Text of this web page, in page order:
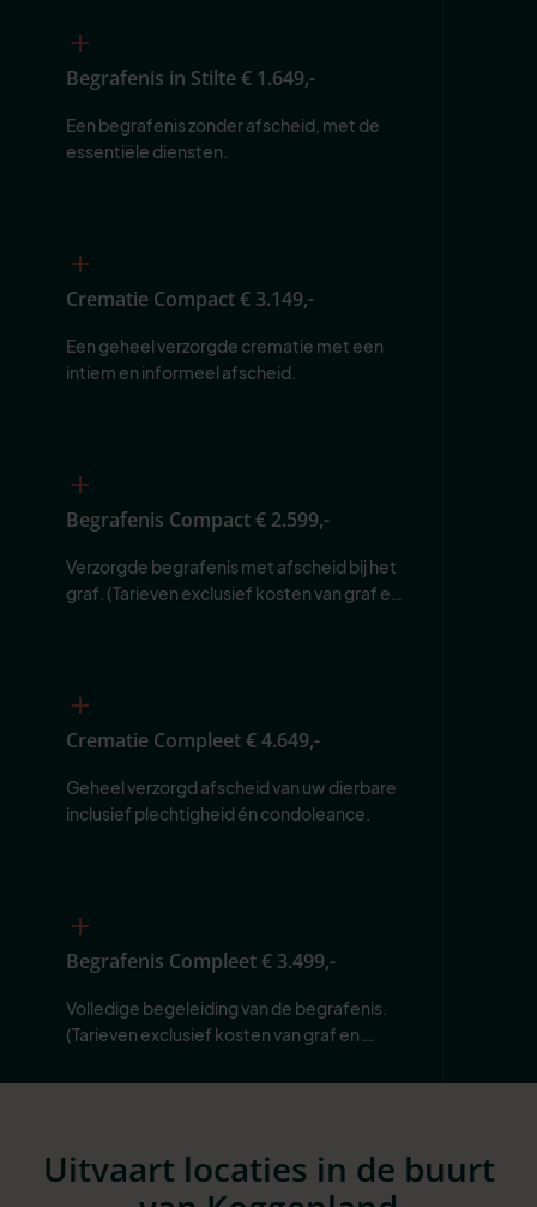
Begrafenis in Stilte€ 1.649,-
Een begrafenis zonder afscheid, met de
essentiële diensten.
Crematie Compact€ 3.149,-
Een geheel verzorgde crematie met een
intiem en informeel afscheid.
Begrafenis Compact€ 2.599,-
Verzorgde begrafenis met afscheid bij het
graf. (Tarieven exclusief kosten van graf en
Crematie Compleet€ 4.649,-
Geheel verzorgd afscheid van uw dierbare
inclusief plechtigheid én condoleance.
Begrafenis Compleet€ 3.499,-
Volledige begeleiding van de begrafenis.
(Tarieven exclusief kosten van graf en
Uitvaart locaties in de buurt